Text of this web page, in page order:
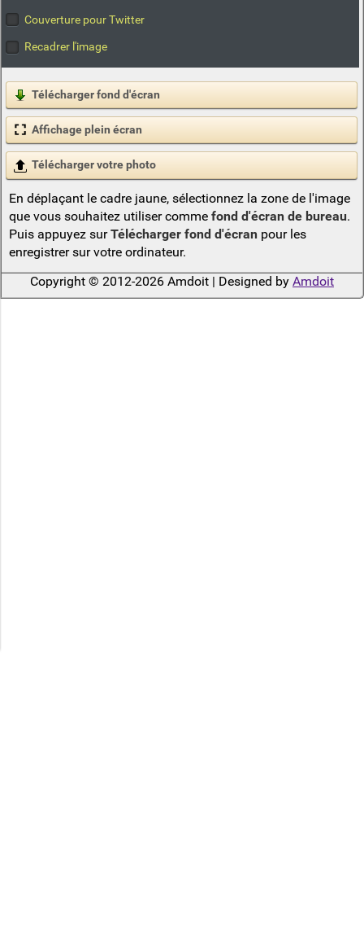
Couverture pour Twitter
Recadrer l'image
Télécharger fond d'écran
Affichage plein écran
Télécharger votre photo
En déplaçant le cadre jaune, sélectionnez la zone de l'image
que vous souhaitez utiliser comme fond d'écran de bureau.
Puis appuyez surTélécharger fond d'écranpour les
enregistrer sur votre ordinateur.
Copyright © 2012-2026 Amdoit | Designed by Amdoit